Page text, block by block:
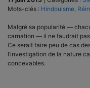
Mots-clés : Hindouisme,
Malgré sa popularité —
carnation — il ne faudrait
Ce serait faire peu de cas
l’investigation de la nature
concevables.